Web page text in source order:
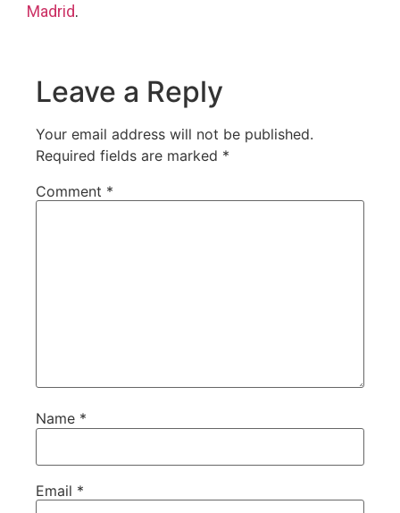
Madrid.
Leave a Reply
Your email address will not be published.
Required fields are marked *
Comment *
Name *
Email *